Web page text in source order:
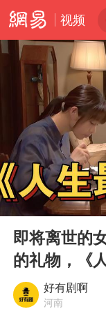
视频
Play
00:00
即将离世的
的礼物，《
好有剧啊
河南